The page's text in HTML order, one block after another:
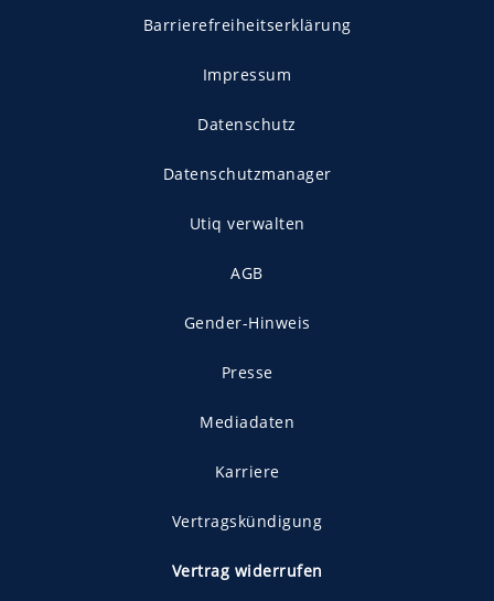
Barrierefreiheitserklärung
Impressum
Datenschutz
Datenschutzmanager
Utiq verwalten
AGB
Gender-Hinweis
Presse
Mediadaten
Karriere
Vertragskündigung
Vertrag widerrufen